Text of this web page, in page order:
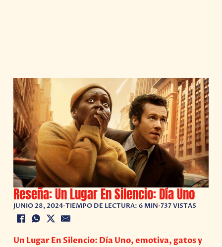
Reseña: Un Lugar En Silencio: Día Uno
JUNIO 28, 2024•TIEMPO DE LECTURA: 6 MIN•737 VISTAS
Un Lugar En Silencio: Día Uno, emotiva, gatos y